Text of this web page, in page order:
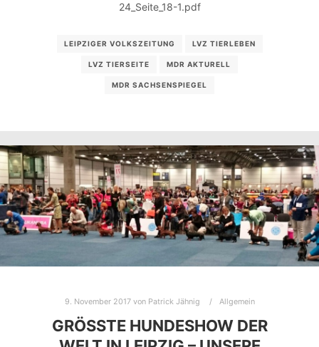
24_Seite_18-1.pdf
LEIPZIGER VOLKSZEITUNG LVZ TIERLEBEN
LVZ TIERSEITE MDR AKTURELL
MDR SACHSENSPIEGEL
9. November 2017von Patrick Jähnig Allgemein
GRÖSSTE HUNDESHOW DER W